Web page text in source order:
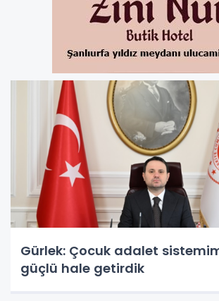
Gürlek: Çocuk adalet
güçlü hale getirdik